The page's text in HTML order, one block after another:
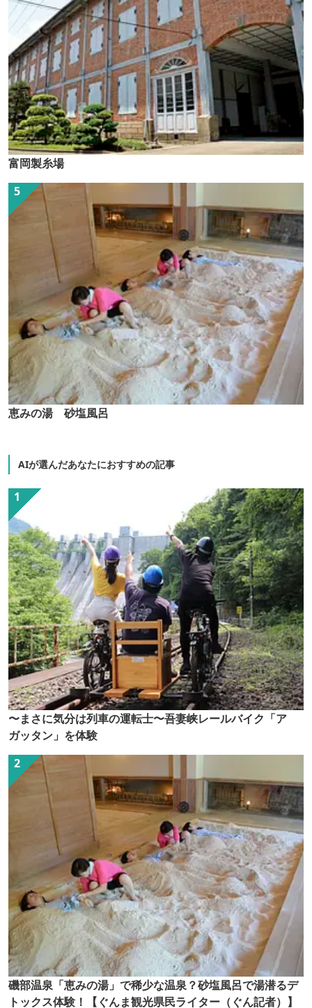
富岡製糸場
恵みの湯 砂塩風呂
AIが選んだあなたにおすすめの記事
〜まさに気分は列車の運転士〜吾妻峡レールバイク「ア
ガッタン」を体験
磯部温泉「恵みの湯」で稀少な温泉？砂塩風呂で湯潜るデ
トックス体験！【ぐんま観光県民ライター（ぐん記者）】